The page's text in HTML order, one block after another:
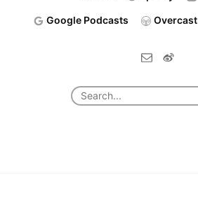
Google Podcasts Overcast